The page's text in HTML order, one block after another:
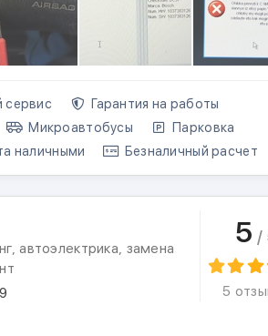
сервис
Гарантия на работы
Микроавтобусы
Парковка
наличными Безналичный расчет
автоэлектрика, замена
5 /
5